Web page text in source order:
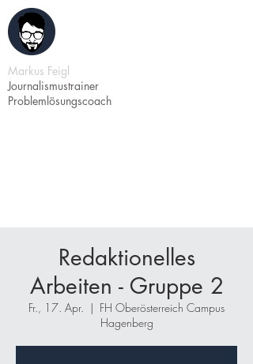
Markus Feigl
Journalismustrainer
Problemlösungscoach
Redaktionelles
Arbeiten - Gruppe 2
Fr., 17. Apr.
  |
FH Oberösterreich Campus
Hagenberg